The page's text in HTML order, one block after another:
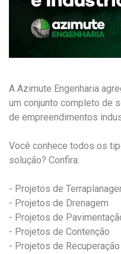
A Azimute Engenharia
um conjunto completo de
de empreendimentos
Você conhece todos os
solução? Confira:
- Projetos de
- Projetos de Drenagem
- Projetos de
- Projetos de Contenção
- Projetos de